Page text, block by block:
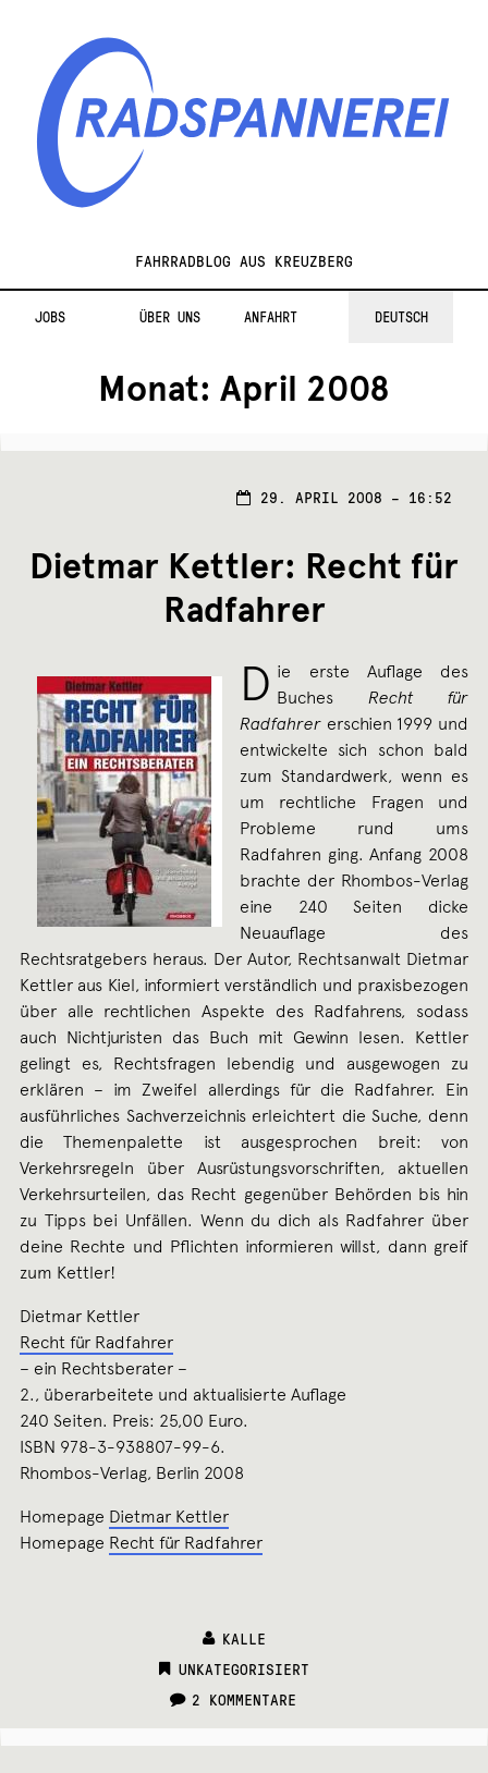
RadspannereiFAHRRADBLOG AUS KREUZBERG
JOBS ÜBER UNS ANFAHRT DEUTSCH
Monat: April 2008
29. APRIL 2008 – 16:52
Dietmar Kettler: Recht für
Radfahrer
D ie erste Auflage des
BuchesRecht für
Radfahrer erschien 1999 und
entwickelte sich schon bald
zum Standardwerk, wenn es
um rechtliche Fragen und
Probleme rund ums
Radfahren ging. Anfang 2008
brachte der Rhombos-Verlag
eine 240 Seiten dicke
Neuauflage des
Rechtsratgebers heraus. Der Autor, Rechtsanwalt Dietmar
Kettler aus Kiel, informiert verständlich und praxisbezogen
über alle rechtlichen Aspekte des Radfahrens, sodass
auch Nichtjuristen das Buch mit Gewinn lesen. Kettler
gelingt es, Rechtsfragen lebendig und ausgewogen zu
erklären – im Zweifel allerdings für die Radfahrer. Ein
ausführliches Sachverzeichnis erleichtert die Suche, denn
die Themenpalette ist ausgesprochen breit: von
Verkehrsregeln über Ausrüstungsvorschriften, aktuellen
Verkehrsurteilen, das Recht gegenüber Behörden bis hin
zu Tipps bei Unfällen. Wenn du dich als Radfahrer über
deine Rechte und Pflichten informieren willst, dann greif
zum Kettler!
Dietmar Kettler
Recht für Radfahrer
– ein Rechtsberater –
2., überarbeitete und aktualisierte Auflage
240 Seiten. Preis: 25,00 Euro.
ISBN 978-3-938807-99-6.
Rhombos-Verlag, Berlin 2008
Homepage Dietmar Kettler
Homepage Recht für Radfahrer
KALLE
CATEGORIES:
UNKATEGORISIERT
2 KOMMENTARE